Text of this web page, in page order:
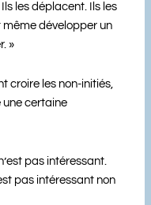
les déplacent. Ils les
développer un
»
croire les non-initiés,
une certaine
pas intéressant.
pas intéressant non